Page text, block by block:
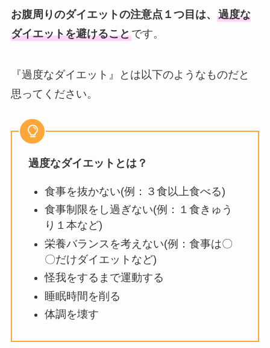
お腹周りのダイエットの注意点１つ目は、 過度な
ダイエットを避けることです。
『過度なダイエット』とは以下のようなものだと
思ってください。
過度なダイエットとは？
食事を抜かない(例：３食以上食べる)
食事制限をし過ぎない(例：１食きゅう
り１本など)
栄養バランスを考えない(例：食事は〇
〇だけダイエットなど)
怪我をするまで運動する
睡眠時間を削る
体調を壊す